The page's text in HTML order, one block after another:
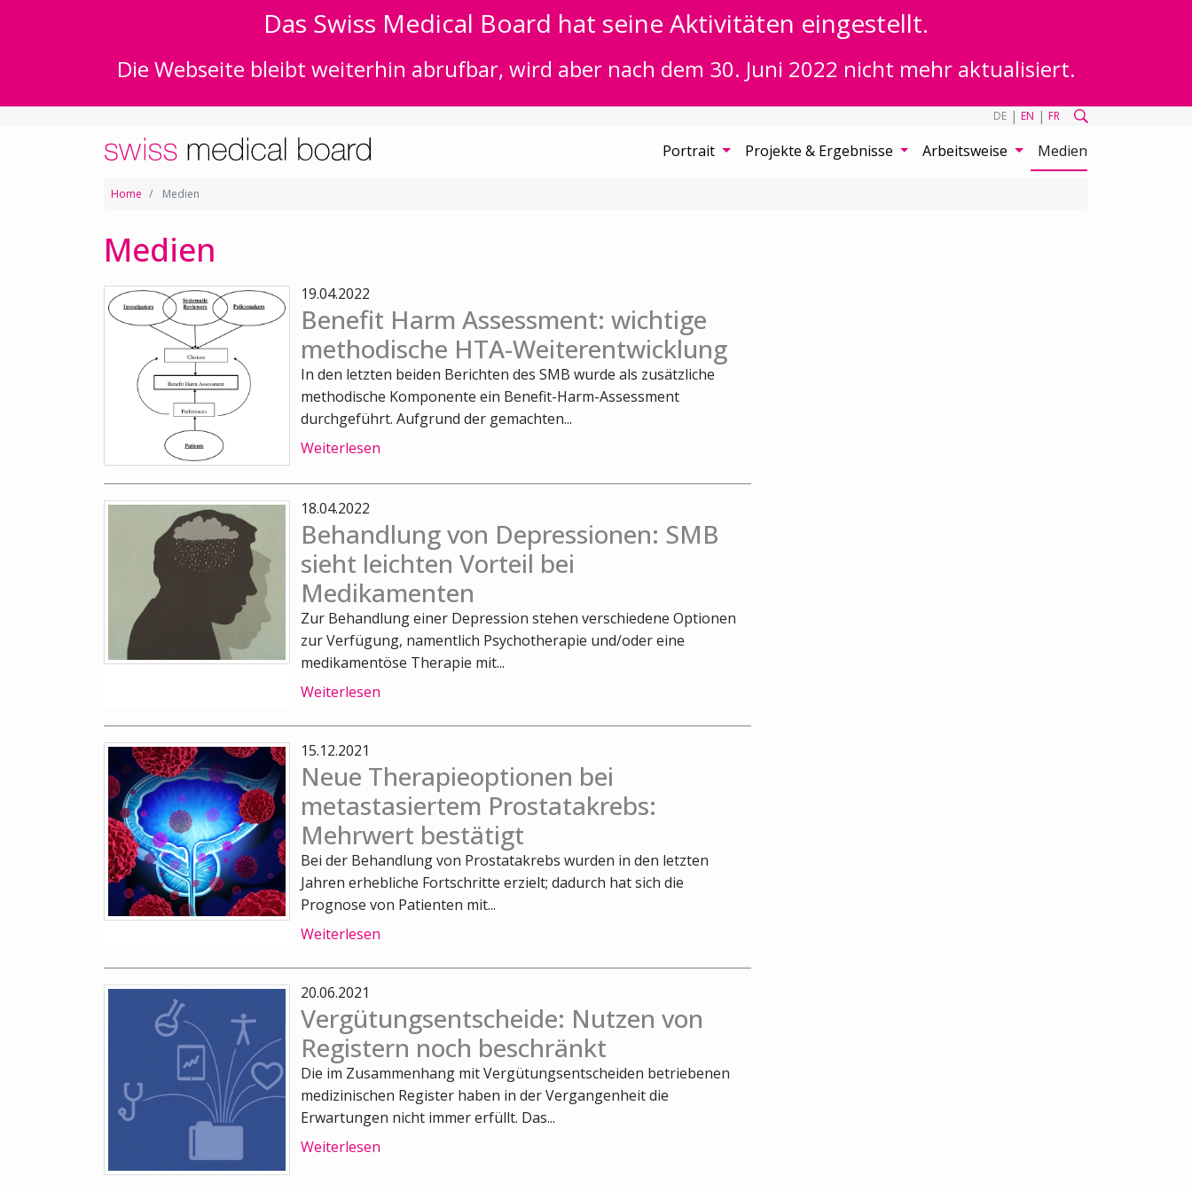
Das Swiss Medical Board hat seine Aktivitäten eingestellt.
Die Webseite bleibt weiterhin abrufbar, wird aber nach dem 30. Juni 2022 nicht mehr aktualisiert.
DE | EN | FR
Portrait Projekte & Ergebnisse Arbeitsweise Medien
Home Medien
Medien
19.04.2022
Benefit Harm Assessment: wichtige
methodische HTA-Weiterentwicklung
In den letzten beiden Berichten des SMB wurde als zusätzliche
methodische Komponente ein Benefit-Harm-Assessment
durchgeführt. Aufgrund der gemachten...
Weiterlesen
18.04.2022
Behandlung von Depressionen: SMB
sieht leichten Vorteil bei
Medikamenten
Zur Behandlung einer Depression stehen verschiedene Optionen
zur Verfügung, namentlich Psychotherapie und/oder eine
medikamentöse Therapie mit...
Weiterlesen
15.12.2021
Neue Therapieoptionen bei
metastasiertem Prostatakrebs:
Mehrwert bestätigt
Bei der Behandlung von Prostatakrebs wurden in den letzten
Jahren erhebliche Fortschritte erzielt; dadurch hat sich die
Prognose von Patienten mit...
Weiterlesen
20.06.2021
Vergütungsentscheide: Nutzen von
Registern noch beschränkt
Die im Zusammenhang mit Vergütungsentscheiden betriebenen
medizinischen Register haben in der Vergangenheit die
Erwartungen nicht immer erfüllt. Das...
Weiterlesen